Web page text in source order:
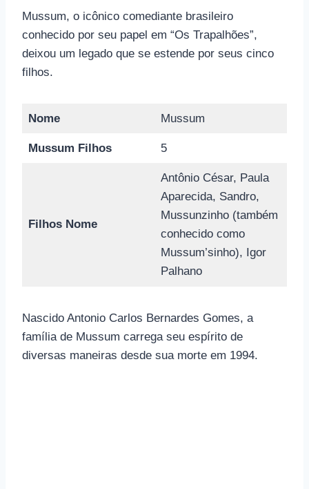
Mussum, o icônico comediante brasileiro
conhecido por seu papel em “Os Trapalhões”,
deixou um legado que se estende por seus cinco
filhos.
Nome Mussum
Mussum Filhos 5
Filhos Nome
Antônio César, Paula
Aparecida, Sandro,
Mussunzinho (também
conhecido como
Mussum’sinho), Igor
Palhano
Nascido Antonio Carlos Bernardes Gomes, a
família de Mussum carrega seu espírito de
diversas maneiras desde sua morte em 1994.